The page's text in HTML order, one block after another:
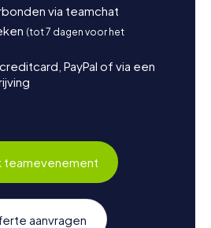
via teamchat
(tot 7 dagen voor het
PayPal of via een
teamevenement
aanvragen